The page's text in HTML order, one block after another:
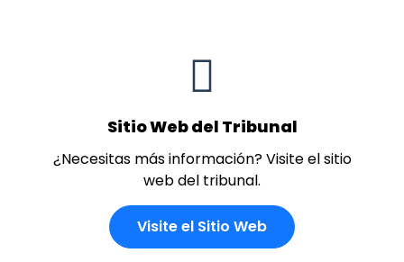
Sitio Web del Tribunal
¿Necesitas más información? Visite el sitio
web del tribunal.
Visite el Sitio Web